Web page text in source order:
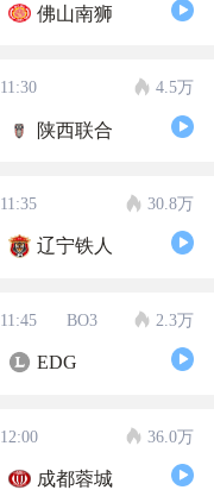
佛山南狮
11:30 4.5万
陕西联合
11:35 30.8万
辽宁铁人
11:45 BO3 2.3万
EDG
12:00 36.0万
成都蓉城